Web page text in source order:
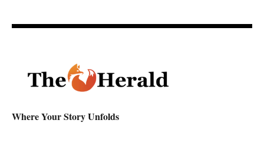
Where Your Story Unfolds